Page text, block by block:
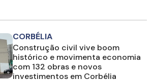
CORBÉLIA
Construção civil vive boom
histórico e movimenta economia
com 132 obras e novos
investimentos em Corbélia